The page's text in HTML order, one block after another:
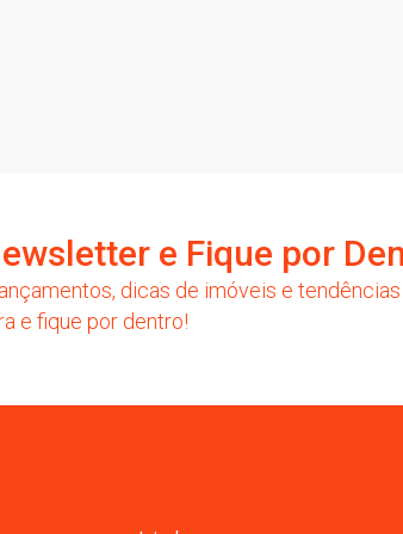
e Fique por
dicas de imóveis e
e fique por dentro!